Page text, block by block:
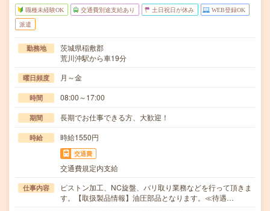
職種未経験OK 交通費別途支給あり 土日祝日が休み WEB登録OK
派遣
勤務地
茨城県稲敷郡
荒川沖駅から車19分
曜日頻度 月～金
時間 08:00～17:00
期間 長期でお仕事できる方、大歓迎！
時給 時給1550円
交通費
交通費規定内支給
仕事内容
ピストン加工、NC旋盤、バリ取り業務などを行って頂きま
す。【取扱製品情報】油圧部品となります。≪待遇…